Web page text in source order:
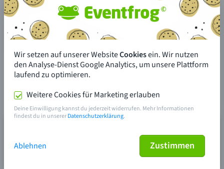
Wir setzen auf unserer WebsiteCookiesein. Wir nutzen
den Analyse-Dienst Google Analytics, um unsere Plattform
laufend zu optimieren.
Weitere Cookies für Marketing erlauben
Deine Einwilligung kannst du jederzeit widerrufen. Mehr Informationen
findest du in unsererDatenschutzerklärung.
Ablehnen Zustimmen